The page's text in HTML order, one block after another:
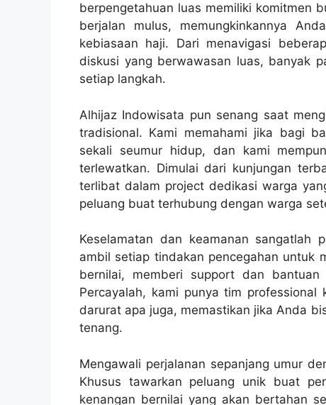
berpengetahuan luas memiliki komitmen
berjalan mulus, memungkinkannya
kebiasaan haji. Dari menavigasi
diskusi yang berwawasan luas, banyak
setiap langkah.
Alhijaz Indowisata pun senang saat
tradisional. Kami memahami jika bagi
sekali seumur hidup, dan kami
terlewatkan. Dimulai dari kunjungan
terlibat dalam project dedikasi warga
peluang buat terhubung dengan warga
Keselamatan dan keamanan sangatlah
ambil setiap tindakan pencegahan untuk
bernilai, memberi support dan
Percayalah, kami punya tim
darurat apa juga, memastikan jika Anda
tenang.
Mengawali perjalanan sepanjang umur
Khusus tawarkan peluang unik buat
kenangan bernilai yang akan bertahan